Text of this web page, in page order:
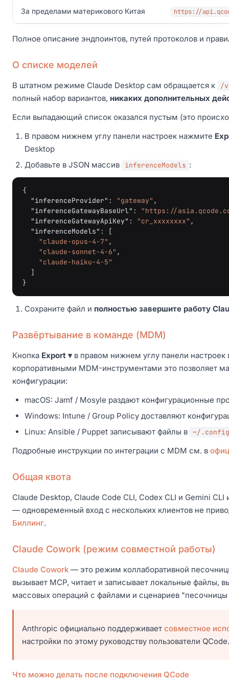
За пределами материкового Китая https://
Полное описание эндпоинтов, путей протоколов и
О списке моделей
В штатном режиме Claude Desktop сам обращается к /
полный набор вариантов, никаких дополнительных
Если выпадающий список оказался пустым (это
В правом нижнем углу панели настроек нажмите
Desktop
Добавьте в JSON массив
inferenceModels :
{
"inferenceProvider" : "gateway" ,
"inferenceGatewayBaseUrl" :
"https://
"inferenceGatewayApiKey" : "cr_xxxxxxxx" ,
"inferenceModels" :
[
"claude-opus-4-7" ,
"claude-sonnet-4-6" ,
"claude-haiku-4-5"
]
}
Сохраните файл и полностью завершите работу
Развёртывание в команде (MDM)
Кнопка Export ▾ в правом нижнем углу панели настроек
корпоративными MDM-инструментами это позволяет
конфигурации:
macOS: Jamf / Mosyle раздают конфигурационные
Windows: Intune / Group Policy доставляют
Linux: Ansible / Puppet записывают файлы в
~/
Подробные инструкции по интеграции с MDM см. в
Общая квота
Claude Desktop, Claude Code CLI, Codex CLI и Gemini
— одновременный вход с нескольких клиентов не
Биллинг.
Claude Cowork (режим совместной работы)
Claude Cowork — это режим коллаборативной
вызывает MCP, читает и записывает локальные
массовых операций с файлами и сценариев
Anthropic официально поддерживает совместное
настройки по этому руководству пользователи
Что можно делать после подключения QCode